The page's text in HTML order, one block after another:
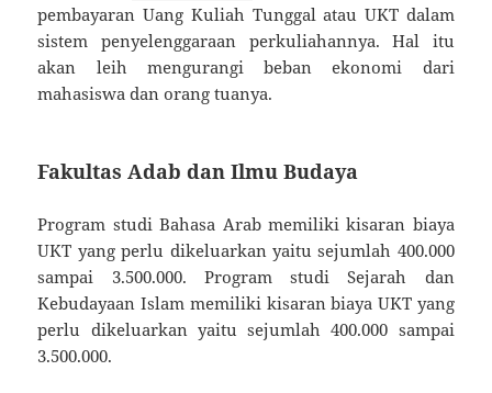
pembayaran Uang Kuliah Tunggal atau UKT dalam
sistem penyelenggaraan perkuliahannya. Hal itu
akan leih mengurangi beban ekonomi dari
mahasiswa dan orang tuanya.
Fakultas Adab dan Ilmu Budaya
Program studi Bahasa Arab memiliki kisaran biaya
UKT yang perlu dikeluarkan yaitu sejumlah 400.000
sampai 3.500.000. Program studi Sejarah dan
Kebudayaan Islam memiliki kisaran biaya UKT yang
perlu dikeluarkan yaitu sejumlah 400.000 sampai
3.500.000.